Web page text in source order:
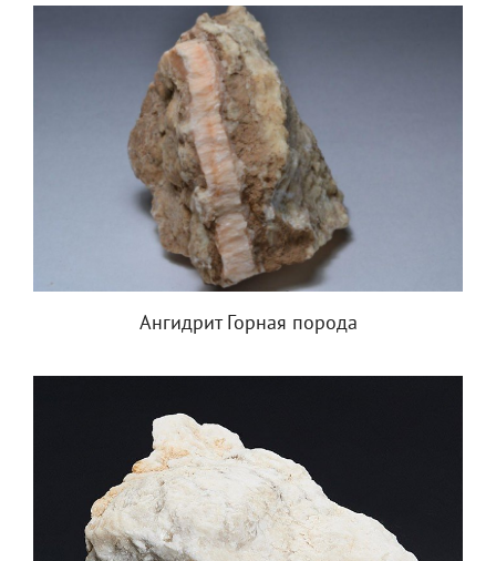
Ангидрит Горная порода